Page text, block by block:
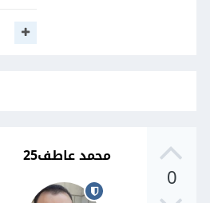
0
محمد عاطف25